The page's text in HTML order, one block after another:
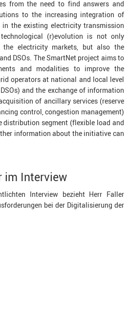
from the need to find answers and
to the increasing integration of
in the existing electricity transmission
(r)evolution is not only
electricity markets, but also the
DSOs. The SmartNet project aims to
and modalities to improve the
operators at national and local level
and the exchange of information
of ancillary services (reserve
control, congestion management)
distribution segment (flexible load and
information about the initiative can
im Interview
Interview bezieht Herr Faller
bei der Digitalisierung der